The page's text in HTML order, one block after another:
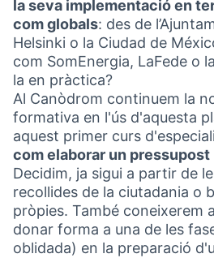
la seva implementació en
com globals: des de
Helsinki o la Ciudad de
com SomEnergia, LaFede o
la en pràctica?
Al Canòdrom continuem la
formativa en l'ús d'aquesta
aquest primer curs
com elaborar un
Decidim, ja sigui a partir de
recollides de la ciutadania o
pròpies. També coneixerem
donar forma a una de les
oblidada) en la preparació